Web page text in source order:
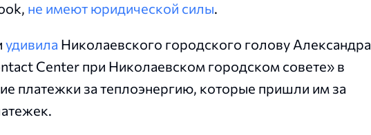
не имеют юридической силы.
удивила Николаевского городского голову Александра
Center при Николаевском городском совете» в
платежки за теплоэнергию, которые пришли им за